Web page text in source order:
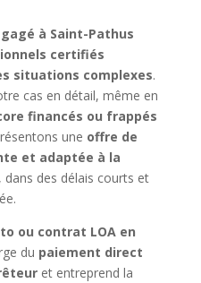
à Saint-Pathus
certifiés
situations complexes.
cas en détail, même en
financés ou frappés
une offre de
et adaptée à la
, dans des délais courts et
ou contrat LOA en
du paiement direct
et entreprend la